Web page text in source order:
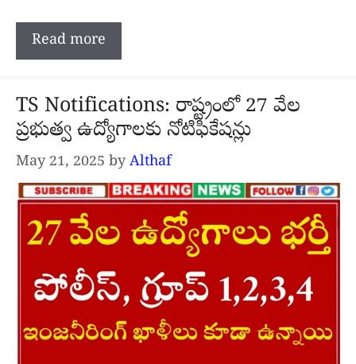
Read more
TS Notifications: రాష్ట్రంలో 27 వేల
ప్రభుత్వ ఉద్యోగాలకు నోటిఫికేషన్లు
May 21, 2025 by Althaf